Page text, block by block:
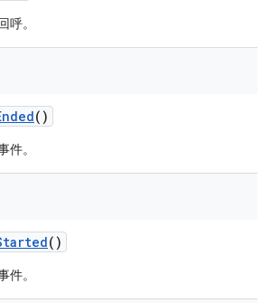
呼。
()
件。
()
件。